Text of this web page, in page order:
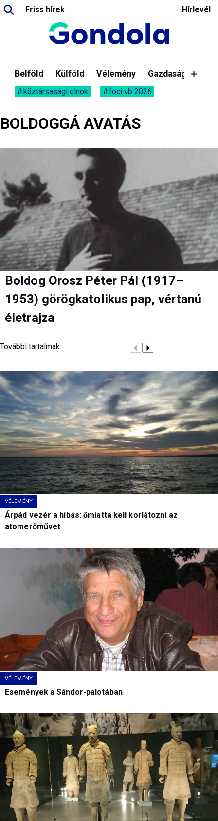
Friss hírek Hírlevél
Belföld Külföld Vélemény Gazdaság
köztársasági elnök foci vb 2026
BOLDOGGÁ AVATÁS
Boldog Orosz Péter Pál (1917–
1953) görögkatolikus pap, vértanú
életrajza
További tartalmak:
VÉLEMÉNY
Árpád vezér a hibás: őmiatta kell korlátozni az
atomerőművet
VÉLEMÉNY
Események a Sándor-palotában